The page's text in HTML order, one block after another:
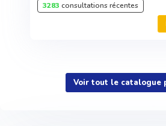
3283 consultations récentes
Voir tout le catalogue